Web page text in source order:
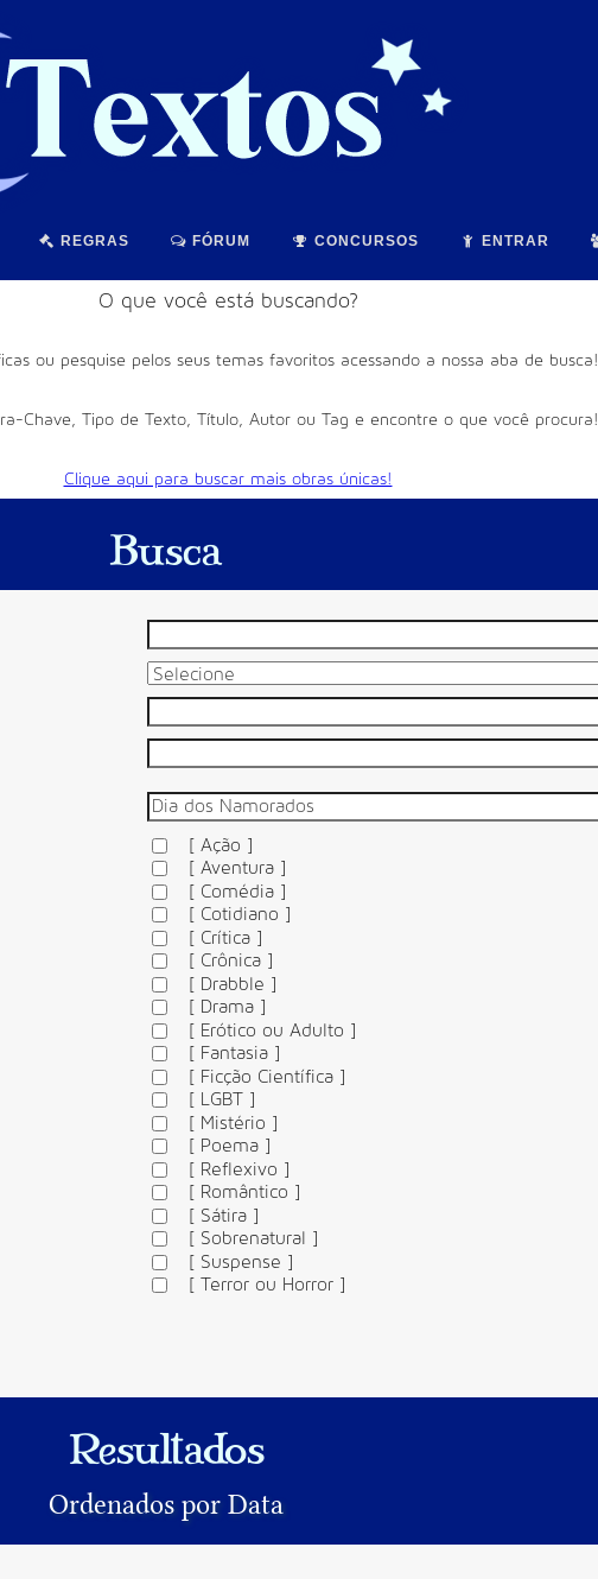
REGRAS FÓRUM CONCURSOS ENTRAR
O que você está buscando?
ou pesquise pelos seus temas favoritos acessando a nossa aba de busca!
Chave, Tipo de Texto, Título, Autor ou Tag e encontre o que você procura!
Clique aqui para buscar mais obras únicas!
Busca
[ Ação ]
[ Aventura ]
[ Comédia ]
[ Cotidiano ]
[ Crítica ]
[ Crônica ]
[ Drabble ]
[ Drama ]
[ Erótico ou Adulto ]
[ Fantasia ]
[ Ficção Científica ]
[ LGBT ]
[ Mistério ]
[ Poema ]
[ Reflexivo ]
[ Romântico ]
[ Sátira ]
[ Sobrenatural ]
[ Suspense ]
[ Terror ou Horror ]
Resultados
Ordenados por Data